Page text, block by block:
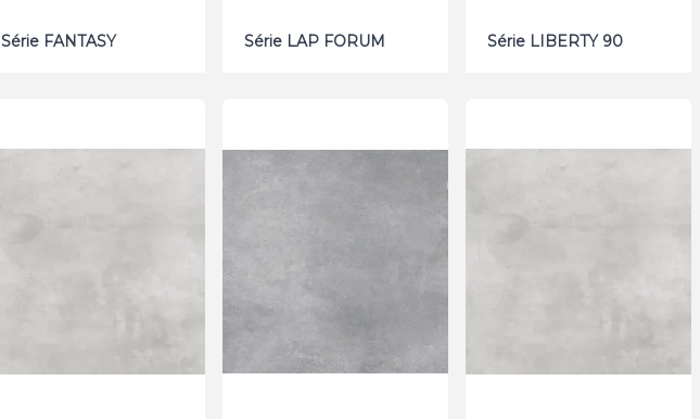
Série FANTASY Série LAP FORUM Série LIBERTY 90